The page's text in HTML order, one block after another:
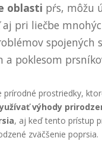
oblasti pŕs, môžu
pri liečbe
spojených
poklesom
prírodné prostriedky,
výhody
, aj keď tento prístup
zväčšenie poprsia.